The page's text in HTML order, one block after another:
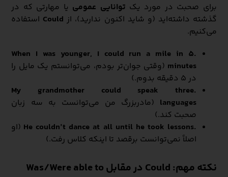
برای صحبت در مورد یک توانایی عمومی یا مهارتی که در
گذشته داشته‌اید (و شاید اکنون ندارید)، از Could استفاده
می‌کنیم.
.When I was younger, I could run a mile in 5
minutes (وقتی جوان‌تر بودم، می‌توانستم یک مایل را
در ۵ دقیقه بدوم.)
.My grandmother could speak three
languages (مادربزرگ من می‌توانست به سه زبان
صحبت کند.)
.He couldn’t dance at all until he took lessons
(او
اصلاً نمی‌توانست برقصد تا اینکه کلاس رفت.)
نکته مهم: Could در مقابل Was/Were able to